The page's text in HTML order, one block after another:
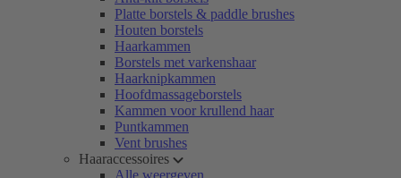
Platte borstels & paddle brushes
Houten borstels
Haarkammen
Borstels met varkenshaar
Haarknipkammen
Hoofdmassageborstels
Kammen voor krullend haar
Puntkammen
Vent brushes
Haaraccessoires
Alle weergeven